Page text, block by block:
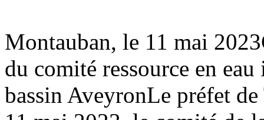
Montauban, le 11 mai
du comité ressource en
bassin AveyronLe préfet